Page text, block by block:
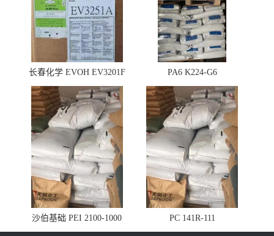
长春化学 EVOH EV3201F PA6 K224-G6
沙伯基础 PEI 2100-1000 PC 141R-111